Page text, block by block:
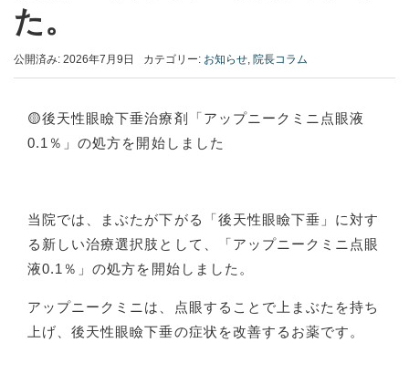
た。
公開済み: 2026年7月9日 カテゴリー: お知らせ, 院長コラム
🟡後天性眼瞼下垂治療剤「アップニークミニ点眼液
0.1％」の処方を開始しました
当院では、まぶたが下がる「後天性眼瞼下垂」に対す
る新しい治療選択肢として、「アップニークミニ点眼
液0.1％」の処方を開始しました。
アップニークミニは、点眼することで上まぶたを持ち
上げ、後天性眼瞼下垂の症状を改善するお薬です。